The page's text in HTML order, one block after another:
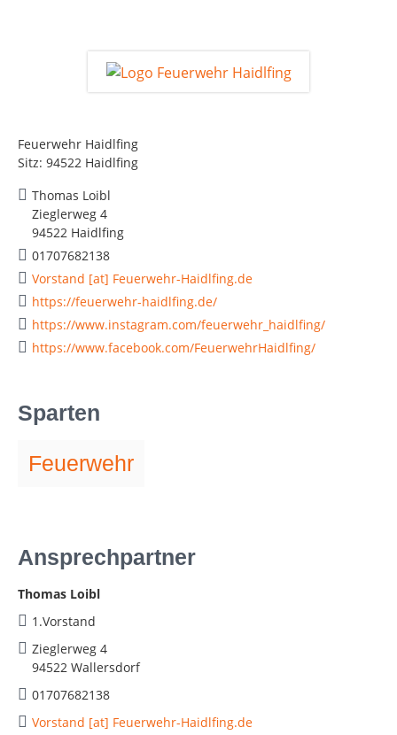
Feuerwehr Haidlfing
Sitz: 94522 Haidlfing
Thomas Loibl
Zieglerweg 4
94522 Haidlfing
01707682138
Vorstand [at] Feuerwehr-Haidlfing.de
https://feuerwehr-haidlfing.de/
https://www.instagram.com/feuerwehr_haidlfing/
https://www.facebook.com/FeuerwehrHaidlfing/
Sparten
Feuerwehr
Ansprechpartner
Thomas Loibl
1.Vorstand
Zieglerweg 4
94522 Wallersdorf
01707682138
Vorstand [at] Feuerwehr-Haidlfing.de